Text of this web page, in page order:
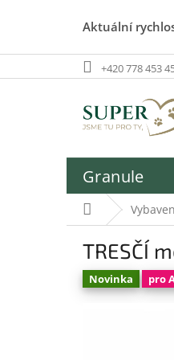
Aktuální
+420 778 453
Granule
Domů
TRESČÍ
Novinka pro